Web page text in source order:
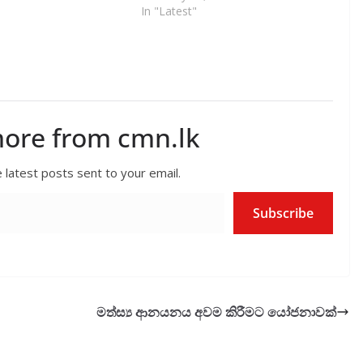
In "Latest"
from cmn.lk
latest posts sent to your email.
Subscribe
මත්ස්‍ය ආනයනය අවම කිරීමට යෝජනාවක්